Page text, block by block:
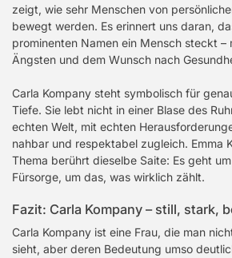
zeigt, wie sehr Menschen von
bewegt werden. Es erinnert uns daran,
prominenten Namen ein Mensch steckt –
Ängsten und dem Wunsch nach
Carla Kompany steht symbolisch für
Tiefe. Sie lebt nicht in einer Blase des
echten Welt, mit echten
nahbar und respektabel zugleich. Emma
Thema berührt dieselbe Saite: Es geht
Fürsorge, um das, was wirklich zählt.
Fazit: Carla Kompany – still, stark,
Carla Kompany ist eine Frau, die man
sieht, aber deren Bedeutung umso